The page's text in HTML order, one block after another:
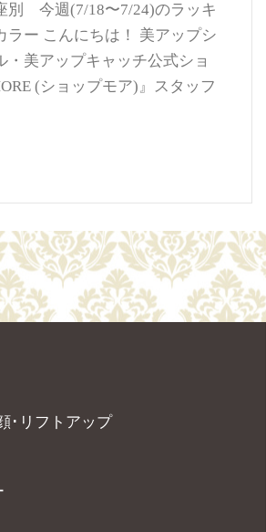
別 今週(7/18〜7/24)のラッキ
ラー こんにちは！ 美アップシ
・美アップキャッチ公式ショ
(ショップモア)』スタッフ
･リフトアップ